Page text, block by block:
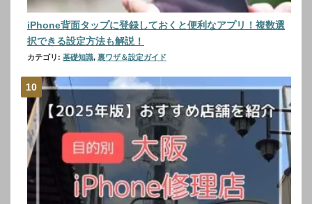
iPhone背面タップに登録しておくと便利なアプリ！複数選
択できる設定方法も解説！
カテゴリ: 基礎知識, 裏ワザ＆設定ガイド